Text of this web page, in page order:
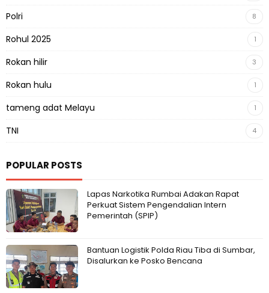
Polri 8
Rohul 2025 1
Rokan hilir 3
Rokan hulu 1
tameng adat Melayu 1
TNI 4
POPULAR POSTS
Lapas Narkotika Rumbai Adakan Rapat
Perkuat Sistem Pengendalian Intern
Pemerintah (SPIP)
Bantuan Logistik Polda Riau Tiba di Sumbar,
Disalurkan ke Posko Bencana